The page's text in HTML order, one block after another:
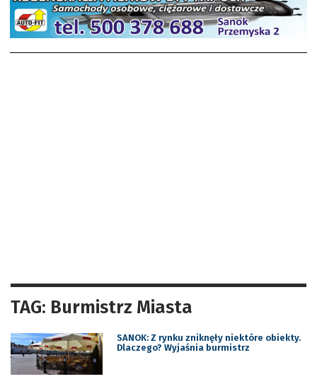
TAG: Burmistrz Miasta
SANOK: Z rynku zniknęły niektóre obiekty.
Dlaczego? Wyjaśnia burmistrz